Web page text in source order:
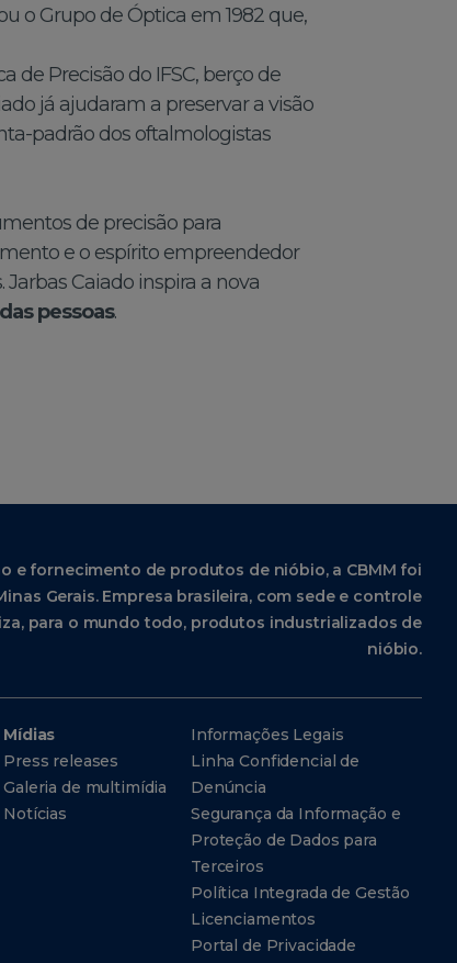
o Grupo de Óptica em 1982 que,
de Precisão do IFSC, berço de
já ajudaram a preservar a visão
padrão dos oftalmologistas
de precisão para
e o espírito empreendedor
Caiado inspira a nova
pessoas.
e fornecimento de produtos de nióbio, a CBMM foi
Gerais. Empresa brasileira, com sede e controle
para o mundo todo, produtos industrializados de
nióbio.
Mídias
Press releases
Galeria de multimídia
Notícias
Informações Legais
Linha Confidencial de
Denúncia
Segurança da Informação e
Proteção de Dados para
Terceiros
Política Integrada de Gestão
Licenciamentos
Portal de Privacidade